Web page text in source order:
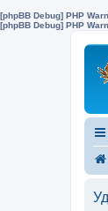
[phpBB Debug] PHP
[phpBB Debug] PHP